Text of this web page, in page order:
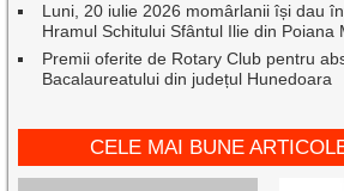
Luni, 20 iulie 2026 momârlanii își dau
Hramul Schitului Sfântul Ilie din Poiana
Premii oferite de Rotary Club pentru
Bacalaureatului din județul Hunedoara
CELE MAI BUNE